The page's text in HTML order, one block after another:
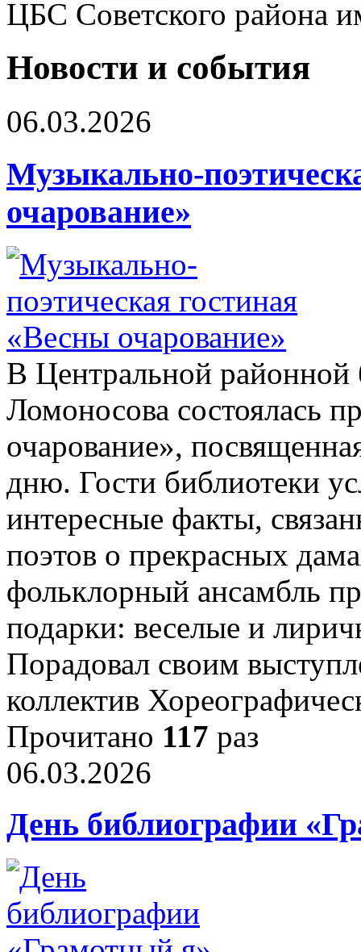
ЦБС Советского района
Новости и события
06.03.2026
Музыкально-
очарование»
В Центральной
Ломоносова состоялась
очарование»,
дню. Гости библиотеки
интересные факты,
поэтов о прекрасных
фольклорный ансамбль
подарки: веселые и
Порадовал своим
коллектив
Прочитано 117 раз
06.03.2026
День библиографии